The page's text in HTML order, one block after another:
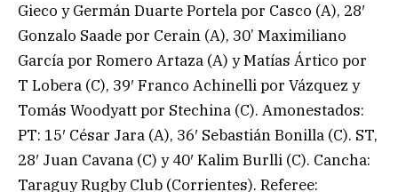
Gieco y Germán Duarte Portela por Casco (A), 28′
Gonzalo Saade por Cerain (A), 30’ Maximiliano
García por Romero Artaza (A) y Matías Ártico por
T Lobera (C), 39′ Franco Achinelli por Vázquez y
Tomás Woodyatt por Stechina (C). Amonestados:
PT: 15′ César Jara (A), 36′ Sebastián Bonilla (C). ST,
28′ Juan Cavana (C) y 40′ Kalim Burlli (C). Cancha:
Taraguy Rugby Club (Corrientes). Referee: